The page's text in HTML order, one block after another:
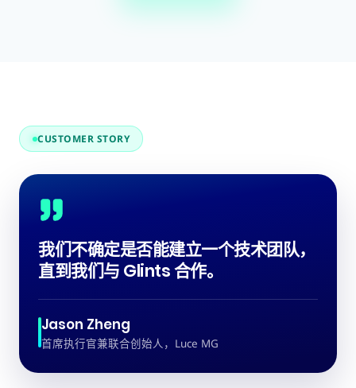
CUSTOMER STORY
我们不确定是否能建立一个技术团队，
直到我们与 Glints 合作。
Jason Zheng
首席执行官兼联合创始人，Luce MG